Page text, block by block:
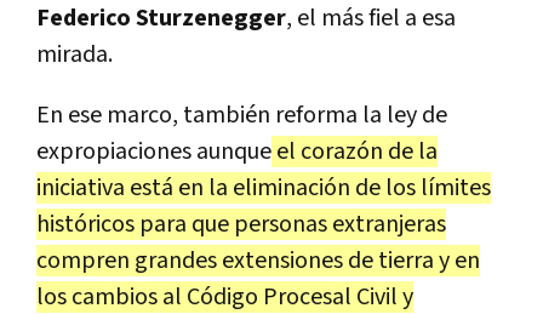
Federico Sturzenegger, el más fiel a esa
mirada.
En ese marco, también reforma la ley de
expropiaciones aunqueel corazón de la
iniciativa está en la eliminación de los límites
históricos para que personas extranjeras
compren grandes extensiones de tierra y en
los cambios al Código Procesal Civil y